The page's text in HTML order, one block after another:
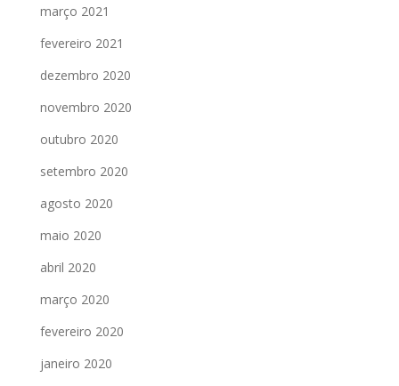
março 2021
fevereiro 2021
dezembro 2020
novembro 2020
outubro 2020
setembro 2020
agosto 2020
maio 2020
abril 2020
março 2020
fevereiro 2020
janeiro 2020